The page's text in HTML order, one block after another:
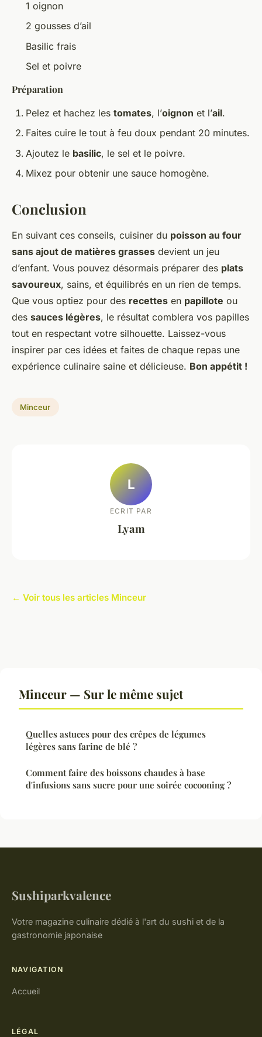
1 oignon
2 gousses d’ail
Basilic frais
Sel et poivre
Préparation
Pelez et hachez les tomates, l’oignon et l’ail.
Faites cuire le tout à feu doux pendant 20 minutes.
Ajoutez le basilic, le sel et le poivre.
Mixez pour obtenir une sauce homogène.
Conclusion
En suivant ces conseils, cuisiner du poisson au four
sans ajout de matières grasses devient un jeu
d’enfant. Vous pouvez désormais préparer des plats
savoureux, sains, et équilibrés en un rien de temps.
Que vous optiez pour des recettes en papillote ou
des sauces légères, le résultat comblera vos papilles
tout en respectant votre silhouette. Laissez-vous
inspirer par ces idées et faites de chaque repas une
expérience culinaire saine et délicieuse. Bon appétit !
Minceur
L
ECRIT PAR
Lyam
← Voir tous les articles Minceur
Minceur — Sur le même sujet
Quelles astuces pour des crêpes de légumes
légères sans farine de blé ?
Comment faire des boissons chaudes à base
d'infusions sans sucre pour une soirée cocooning ?
Sushiparkvalence
Votre magazine culinaire dédié à l'art du sushi et de la
gastronomie japonaise
NAVIGATION
Accueil
LÉGAL